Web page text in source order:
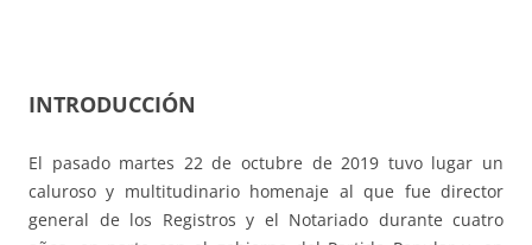
INTRODUCCIÓN
El pasado martes 22 de octubre de 2019 tuvo lugar un
caluroso y multitudinario homenaje al que fue director
general de los Registros y el Notariado durante cuatro